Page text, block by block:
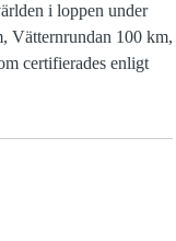
i loppen under
Vätternrundan 100 km,
certifierades enligt